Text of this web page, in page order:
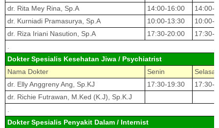
dr. Rita Mey Rina, Sp.A
14:00-16:00
14:00-
dr. Kurniadi Pramasurya, Sp.A
10:00-13:30
10:00-
dr. Riza Iriani Nasution, Sp.A
17:30-20:00
17:30-
Dokter Spesialis Kesehatan Jiwa / Psychiatrist
Nama Dokter
Senin
Selasa
dr. Elly Anggreny Ang, Sp.KJ
17:30-19:30
17:30-
dr. Richie Futrawan, M.Ked (K.J), Sp.K.J
Dokter Spesialis Penyakit Dalam / Internist